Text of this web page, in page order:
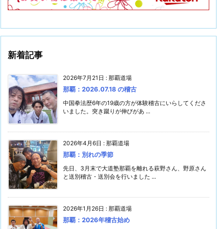
新着記事
2026年7月21日 : 那覇道場
那覇：2026.07.18 の稽古
中国拳法歴6年の19歳の方が体験稽古にいらしてくださ
いました。突き蹴りが伸びがあ ...
2026年4月6日 : 那覇道場
那覇：別れの季節
先日、3月末で大道塾那覇を離れる萩野さん、野原さん
と送別稽古・送別会を行いました ...
2026年1月26日 : 那覇道場
那覇：2026年稽古始め